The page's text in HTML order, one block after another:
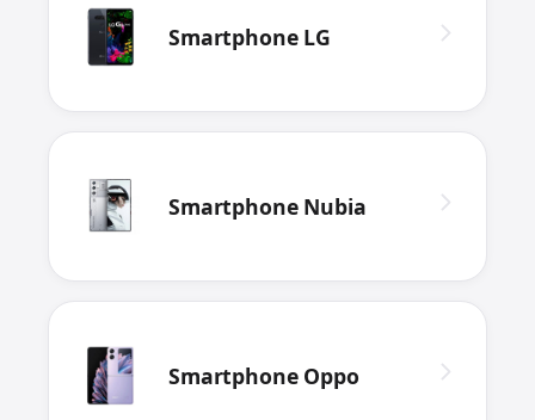
Smartphone LG
Smartphone Nubia
Smartphone Oppo